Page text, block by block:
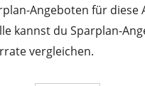
Angeboten für diese
kannst du Sparplan-
vergleichen.